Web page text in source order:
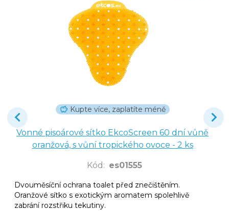
Kupte více, zaplatíte méně
Vonné pisoárové sítko EkcoScreen 60 dní vůně
oranžová, s vůní tropického ovoce - 2 ks
Kód : es01555
Dvouměsíční ochrana toalet před znečištěním.
Oranžové sítko s exotickým aromatem spolehlivě
zabrání rozstřiku tekutiny.